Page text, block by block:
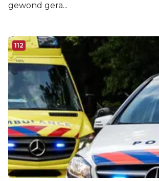
gewond gera...
112